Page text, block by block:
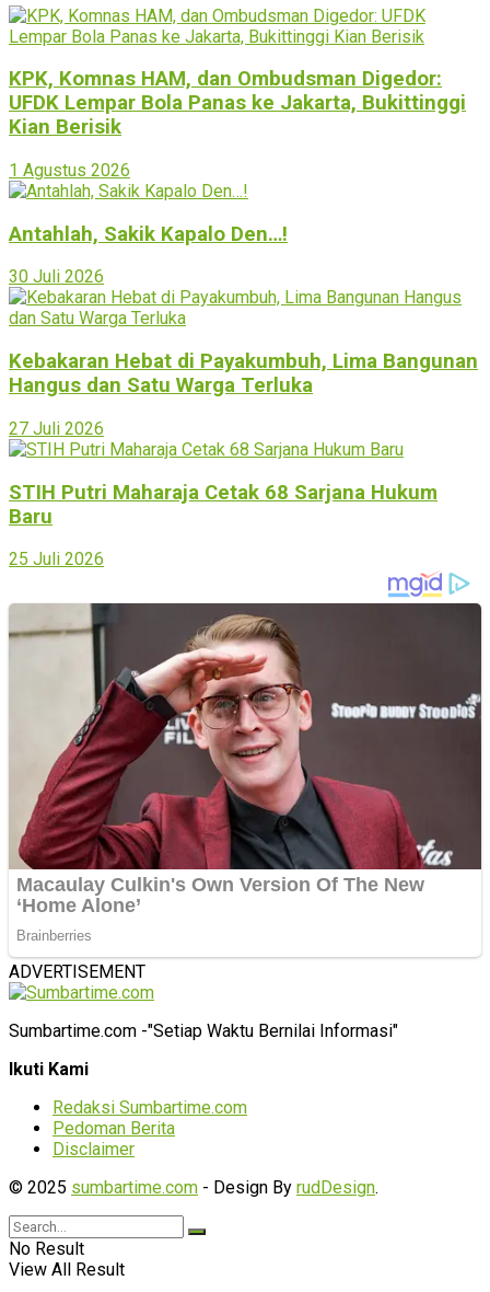
KPK, Komnas HAM, dan Ombudsman Digedor:
UFDK Lempar Bola Panas ke Jakarta, Bukittinggi
Kian Berisik
1 Agustus 2026
Antahlah, Sakik Kapalo Den…!
30 Juli 2026
Kebakaran Hebat di Payakumbuh, Lima Bangunan
Hangus dan Satu Warga Terluka
27 Juli 2026
STIH Putri Maharaja Cetak 68 Sarjana Hukum
Baru
25 Juli 2026
ADVERTISEMENT
Sumbartime.com -"Setiap Waktu Bernilai Informasi"
Ikuti Kami
Redaksi Sumbartime.com
Pedoman Berita
Disclaimer
© 2025 sumbartime.com - Design By rudDesign.
No Result
View All Result